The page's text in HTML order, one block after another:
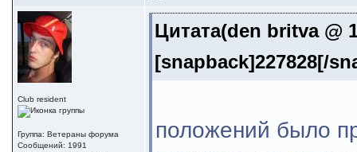
Club resident
Группа: Ветераны форума
Сообщений: 1991
Цитата(den britva @
[snapback]227828[/
положений было